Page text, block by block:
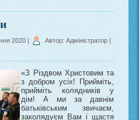
2020 | Автор: Адміністратор |
«З Різдвом Христовим та
з добром усіх! Прийміть,
прийміть колядників у
дім! А ми за давнім
батьківським звичаєм,
заколядуєм Вам і щастя